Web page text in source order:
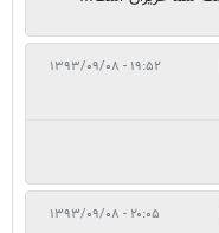
۱۹:۵۲ - ۱۳۹۳/۰۹/۰۸
۲۰:۰۵ - ۱۳۹۳/۰۹/۰۸